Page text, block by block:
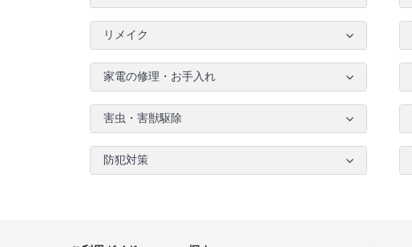
リメイク
家電の修理・お手入れ
害虫・害獣駆除
防犯対策